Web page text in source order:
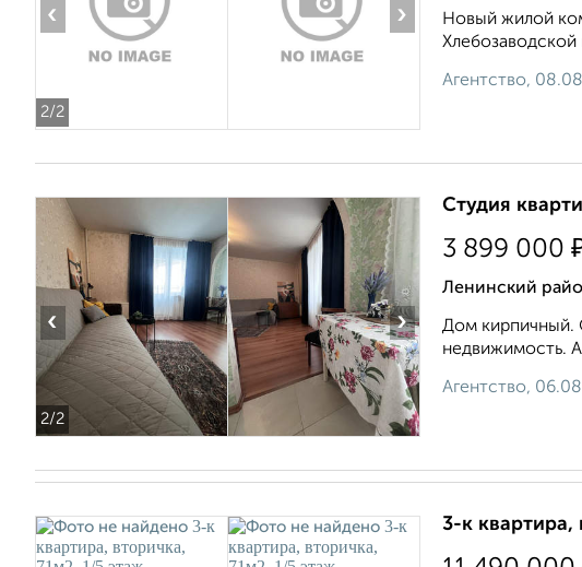
2/2
‹ ›
Новый жилой
Хлебозаводской
Агентство,
2/2
‹ ›
Студия
3 899 000
Ленинский
Дом кирпичный.
недвижимость.
Агентство,
3-к квартира,